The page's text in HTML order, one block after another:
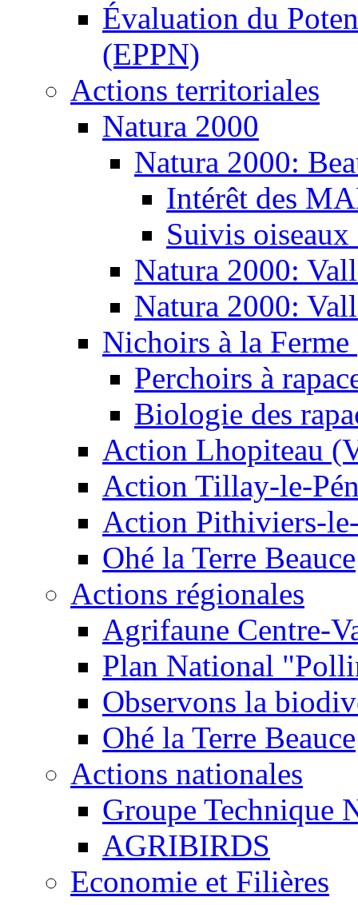
Évaluation du
(EPPN)
Actions territoriales
Natura 2000
Natura 2000:
Intérêt des
Suivis oiseaux
Natura 2000:
Natura 2000:
Nichoirs à la
Perchoirs à
Biologie des
Action Lhopiteau
Action Tillay-le-
Action Pithiviers-
Ohé la Terre Beauce
Actions régionales
Agrifaune Centre-
Plan National
Observons la
Ohé la Terre Beauce
Actions nationales
Groupe Technique
AGRIBIRDS
Economie et Filières